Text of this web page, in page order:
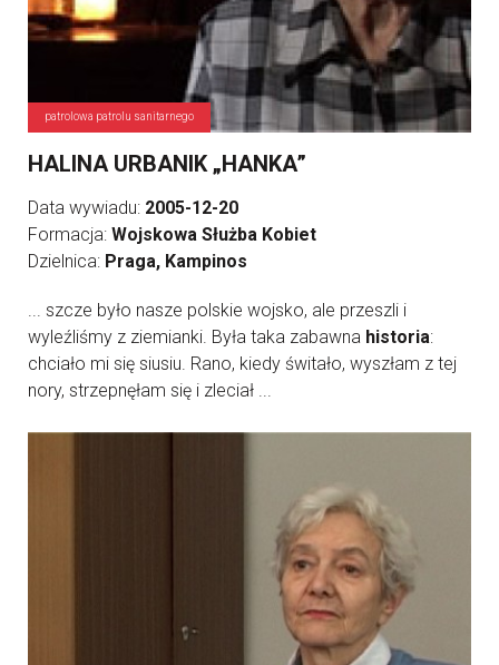
patrolowa patrolu sanitarnego
HALINA URBANIK „HANKA”
Data wywiadu: 2005-12-20
Formacja: Wojskowa Służba Kobiet
Dzielnica: Praga, Kampinos
... szcze było nasze polskie wojsko, ale przeszli i
wyleźliśmy z ziemianki. Była taka zabawna historia:
chciało mi się siusiu. Rano, kiedy świtało, wyszłam z tej
nory, strzepnęłam się i zleciał ...